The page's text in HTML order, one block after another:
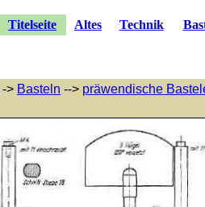
-> Basteln --> präwendische